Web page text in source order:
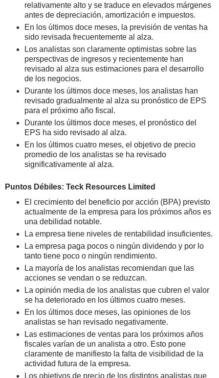
relativamente alto y se traduce en elevados márgenes
antes de depreciación, amortización e impuestos.
En los últimos doce meses, la previsión de ventas ha
sido revisada frecuentemente al alza.
Los analistas son claramente optimistas sobre las
perspectivas de ingresos y recientemente han
revisado al alza sus estimaciones para el desarrollo
de los negocios.
Durante los últimos doce meses, los analistas han
revisado gradualmente al alza su pronóstico de EPS
para el próximo año fiscal.
Durante los últimos doce meses, el pronóstico del
EPS ha sido revisado al alza.
En los últimos cuatro meses, el objetivo de precio
promedio de los analistas se ha revisado
significativamente al alza.
Puntos Débiles: Teck Resources Limited
El crecimiento del beneficio por acción (BPA) previsto
actualmente de la empresa para los próximos años es
una debilidad notable.
La empresa tiene niveles de rentabilidad insuficientes.
La empresa paga pocos o ningún dividendo y por lo
tanto tiene poco o ningún rendimiento.
La mayoría de los analistas recomiendan que las
acciones se vendan o se reduzcan.
La opinión media de los analistas que cubren el valor
se ha deteriorado en los últimos cuatro meses.
En los últimos doce meses, las opiniones de los
analistas se han revisado negativamente.
Las estimaciones de ventas para los próximos años
fiscales varían de un analista a otro. Esto pone
claramente de manifiesto la falta de visibilidad de la
actividad futura de la empresa.
Los objetivos de precio de los distintos analistas que